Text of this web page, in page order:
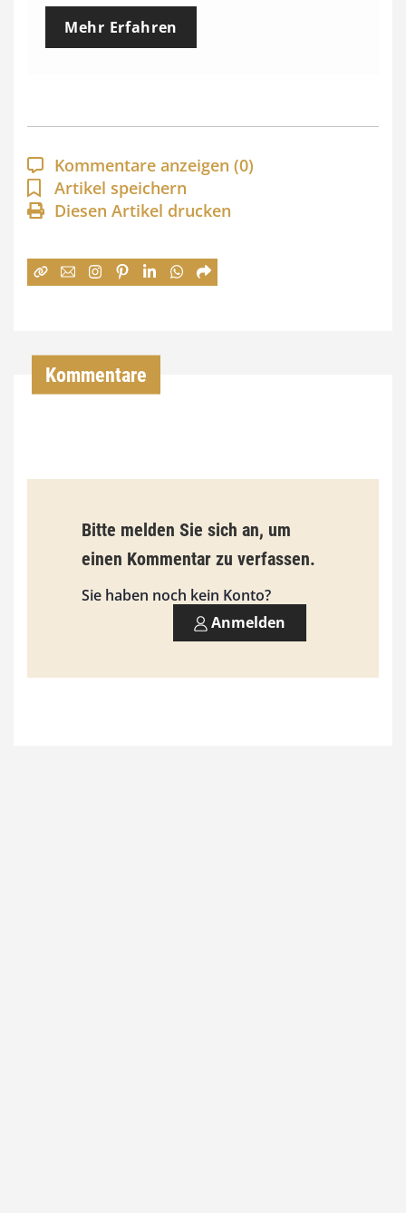
e
p
a
n
n
:
€
i
s
9
0
Mehr Erfahren
Kommentare anzeigen (0)
Artikel speichern
Diesen Artikel drucken
Kommentare
Bitte melden Sie sich an, um
einen Kommentar zu verfassen.
Sie haben noch kein Konto?
Anmelden